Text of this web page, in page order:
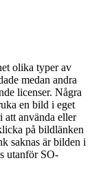
olika typer av
medan andra
licenser. Några
en bild i eget
att använda eller
på bildlänken
saknas är bilden i
utanför SO-